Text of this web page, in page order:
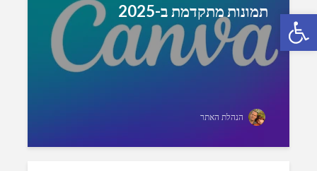
פתח סרגל נגישות
תמונות מתקדמת ב-2025
הנהלת האתר